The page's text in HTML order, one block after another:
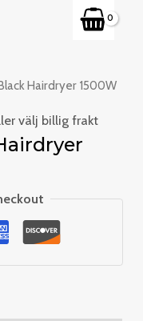
Hairdryer 1500W
välj billig frakt